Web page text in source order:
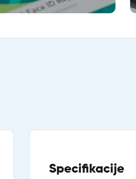
Specifikacije